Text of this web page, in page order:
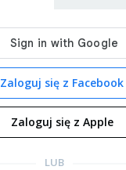
Zaloguj się z Facebook
Zaloguj się z Apple
LUB